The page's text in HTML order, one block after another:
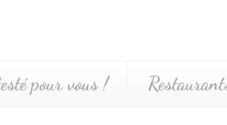
pour vous !